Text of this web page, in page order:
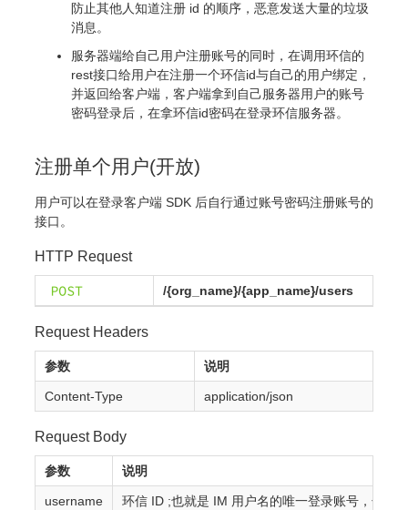
防止其他人知道注册 id 的顺序，恶意发送大量的垃圾
消息。
服务器端给自己用户注册账号的同时，在调用环信的
rest接口给用户在注册一个环信id与自己的用户绑定，
并返回给客户端，客户端拿到自己服务器用户的账号
密码登录后，在拿环信id密码在登录环信服务器。
注册单个用户(开放)
用户可以在登录客户端 SDK 后自行通过账号密码注册账号的
接口。
HTTP Request
/{org_name}/{app_name}/users
Request Headers
参数 说明
Content-Type application/json
Request Body
参数 说明
username 环信 ID ;也就是 IM 用户名的唯一登录账号，长度